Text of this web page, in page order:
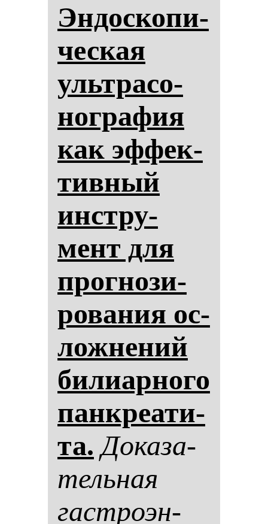
Эн­дос­ко­пи­
чес­кая
ультра­со­
ног­ра­фия
как эф­фек­
тив­ный
инстру­
мент для
прог­но­зи­
ро­ва­ния ос­
лож­не­ний
би­ли­ар­но­го
пан­кре­ати­
та. До­ка­за­
тель­ная
гас­тро­эн­